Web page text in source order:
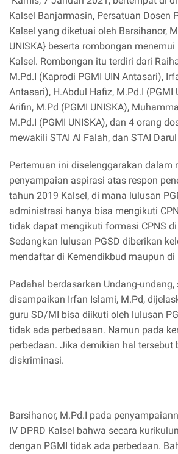
Kalsel Banjarmasin, Persatuan Dosen
Kalsel yang diketuai oleh Barsihanor,
UNISKA} beserta rombongan menemui
Kalsel. Rombongan itu terdiri dari
M.Pd.I (Kaprodi PGMI UIN Antasari),
Antasari), H.Abdul Hafiz, M.Pd.I (PGMI
Arifin, M.Pd (PGMI UNISKA),
M.Pd.I (PGMI UNISKA), dan 4 orang
mewakili STAI Al Falah, dan STAI
Pertemuan ini diselenggarakan dalam
penyampaian aspirasi atas respon
tahun 2019 Kalsel, di mana lulusan
administrasi hanya bisa mengikuti
tidak dapat mengikuti formasi CPNS
Sedangkan lulusan PGSD diberikan
mendaftar di Kemendikbud maupun di
Padahal berdasarkan Undang-undang,
disampaikan Irfan Islami, M.Pd,
guru SD/MI bisa diikuti oleh lulusan
tidak ada perbedaaan. Namun pada
perbedaan. Jika demikian hal tersebut
diskriminasi.
Barsihanor, M.Pd.I pada
IV DPRD Kalsel bahwa secara
dengan PGMI tidak ada perbedaan.